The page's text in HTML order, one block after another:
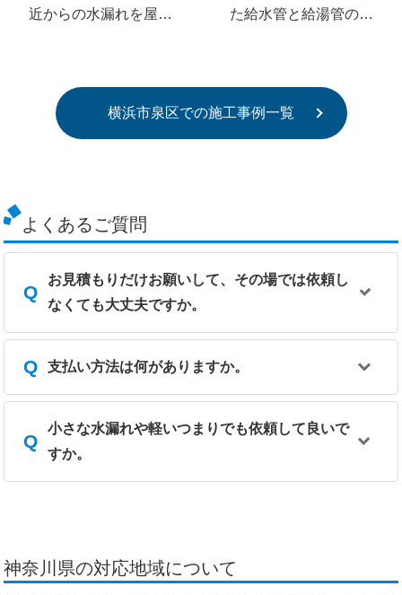
近からの水漏れを屋外
た給水管と給湯管の引
横浜市泉区での施工事例一覧
よくあるご質問
お見積もりだけお願いして、その場では依頼し
なくても大丈夫ですか。
支払い方法は何がありますか。
小さな水漏れや軽いつまりでも依頼して良いで
すか。
神奈川県の対応地域について